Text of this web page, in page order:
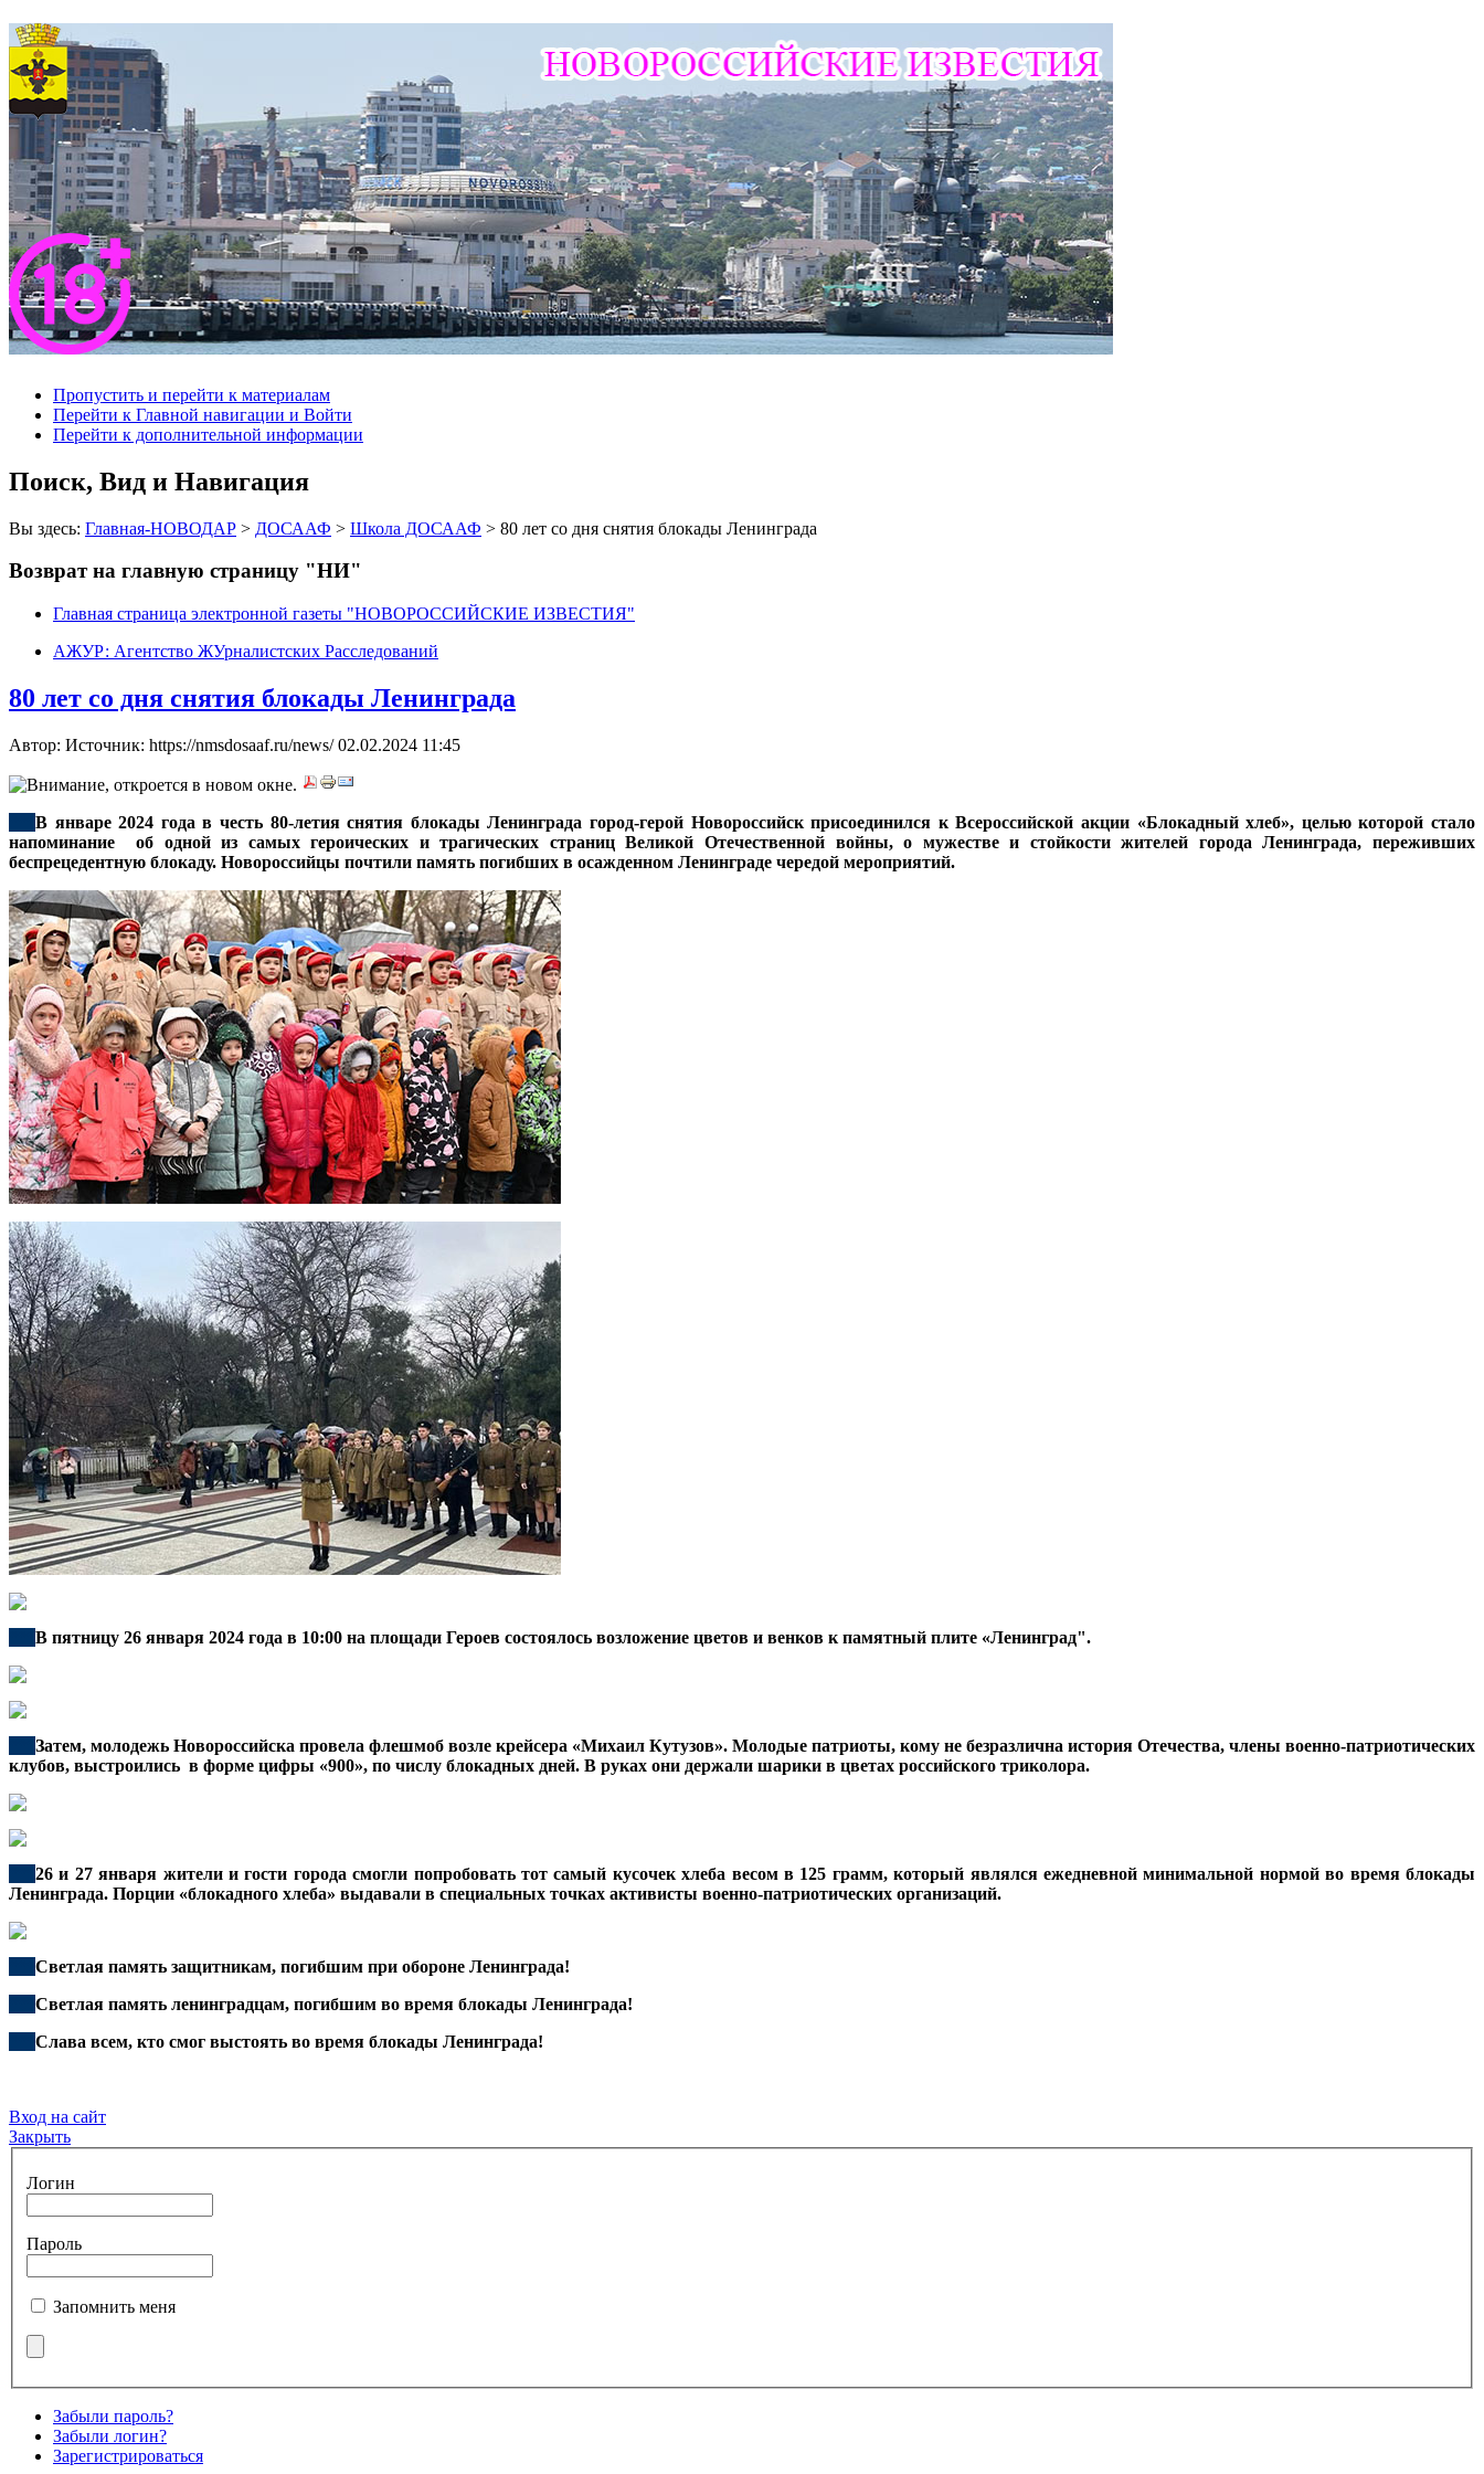
Пропустить и перейти к материалам
Перейти к Главной навигации и Войти
Перейти к дополнительной информации
Поиск, Вид и Навигация
Вы здесь: Главная-НОВОДАР > ДОСААФ > Школа ДОСААФ > 80 лет со дня снятия блокады Ленинграда
Возврат на главную страницу "НИ"
Главная страница электронной газеты "НОВОРОССИЙСКИЕ ИЗВЕСТИЯ"
АЖУР: Агентство ЖУрналистских Расследований
80 лет со дня снятия блокады Ленинграда
Автор: Источник: https://nmsdosaaf.ru/news/02.02.2024 11:45
В январе 2024 года в честь 80-летия снятия блокады Ленинграда город-герой Новороссийск присоединился к Всероссийской акции «Блокадный хлеб», целью которой стало
напоминание об одной из самых героических и трагических страниц Великой Отечественной войны, о мужестве и стойкости жителей города Ленинграда, переживших
беспрецедентную блокаду. Новороссийцы почтили память погибших в осажденном Ленинграде чередой мероприятий.
В пятницу 26 января 2024 года в 10:00 на площади Героев состоялось возложение цветов и венков к памятный плите «Ленинград".
Затем, молодежь Новороссийска провела флешмоб возле крейсера «Михаил Кутузов». Молодые патриоты, кому не безразлична история Отечества, члены военно-патриотических
клубов, выстроились в форме цифры «900», по числу блокадных дней. В руках они держали шарики в цветах российского триколора.
26 и 27 января жители и гости города смогли попробовать тот самый кусочек хлеба весом в 125 грамм, который являлся ежедневной минимальной нормой во время блокады
Ленинграда. Порции «блокадного хлеба» выдавали в специальных точках активисты военно-патриотических организаций.
Светлая память защитникам, погибшим при обороне Ленинграда!
Светлая память ленинградцам, погибшим во время блокады Ленинграда!
Слава всем, кто смог выстоять во время блокады Ленинграда!
Вход на сайт
Закрыть
Логин
Пароль
Запомнить меня
Забыли пароль?
Забыли логин?
Зарегистрироваться